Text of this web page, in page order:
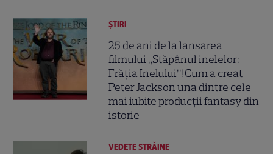
ȘTIRI
25 de ani de la lansarea
filmului „Stăpânul inelelor:
Frăția Inelului”! Cum a creat
Peter Jackson una dintre cele
mai iubite producții fantasy din
istorie
VEDETE STRĂINE